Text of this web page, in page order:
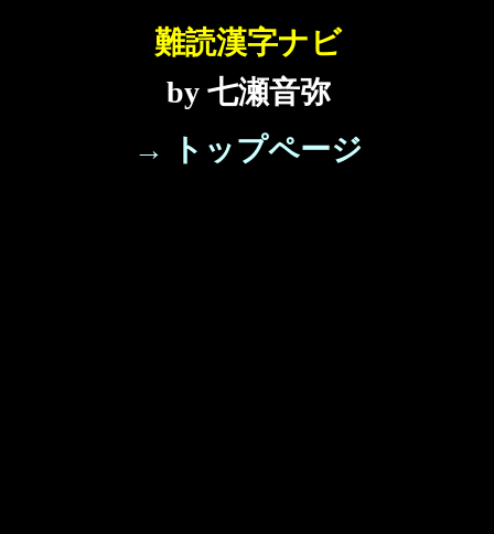
難読漢字ナビ
by 七瀬音弥
→ トップページ